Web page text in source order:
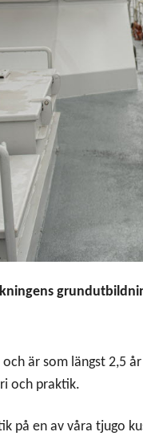
är som längst 2,5
och praktik.
på en av våra tjugo